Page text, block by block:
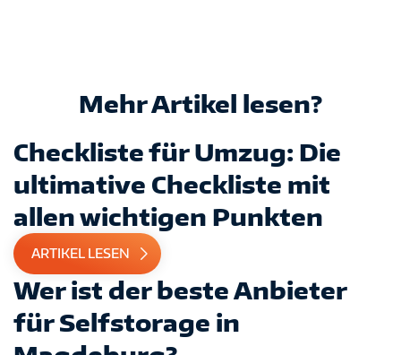
Mehr Artikel lesen?
Checkliste für Umzug: Die
ultimative Checkliste mit
allen wichtigen Punkten
ARTIKEL LESEN
Wer ist der beste Anbieter
für Selfstorage in